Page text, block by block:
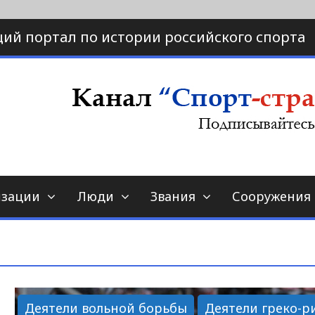
портал по истории российского спорта
страна.ру
по истории спорта
Люди Звания Сооружения
Деятели вольной борьбы
Деятели греко-